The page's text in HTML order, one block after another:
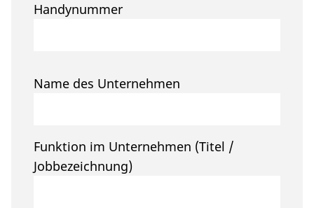
Handynummer
Name des Unternehmen
Funktion im Unternehmen (Titel /
Jobbezeichnung)